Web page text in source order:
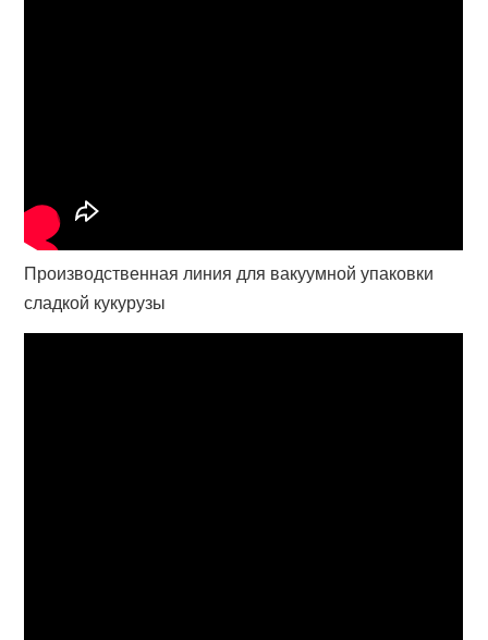
Производственная линия для вакуумной упаковки
сладкой кукурузы